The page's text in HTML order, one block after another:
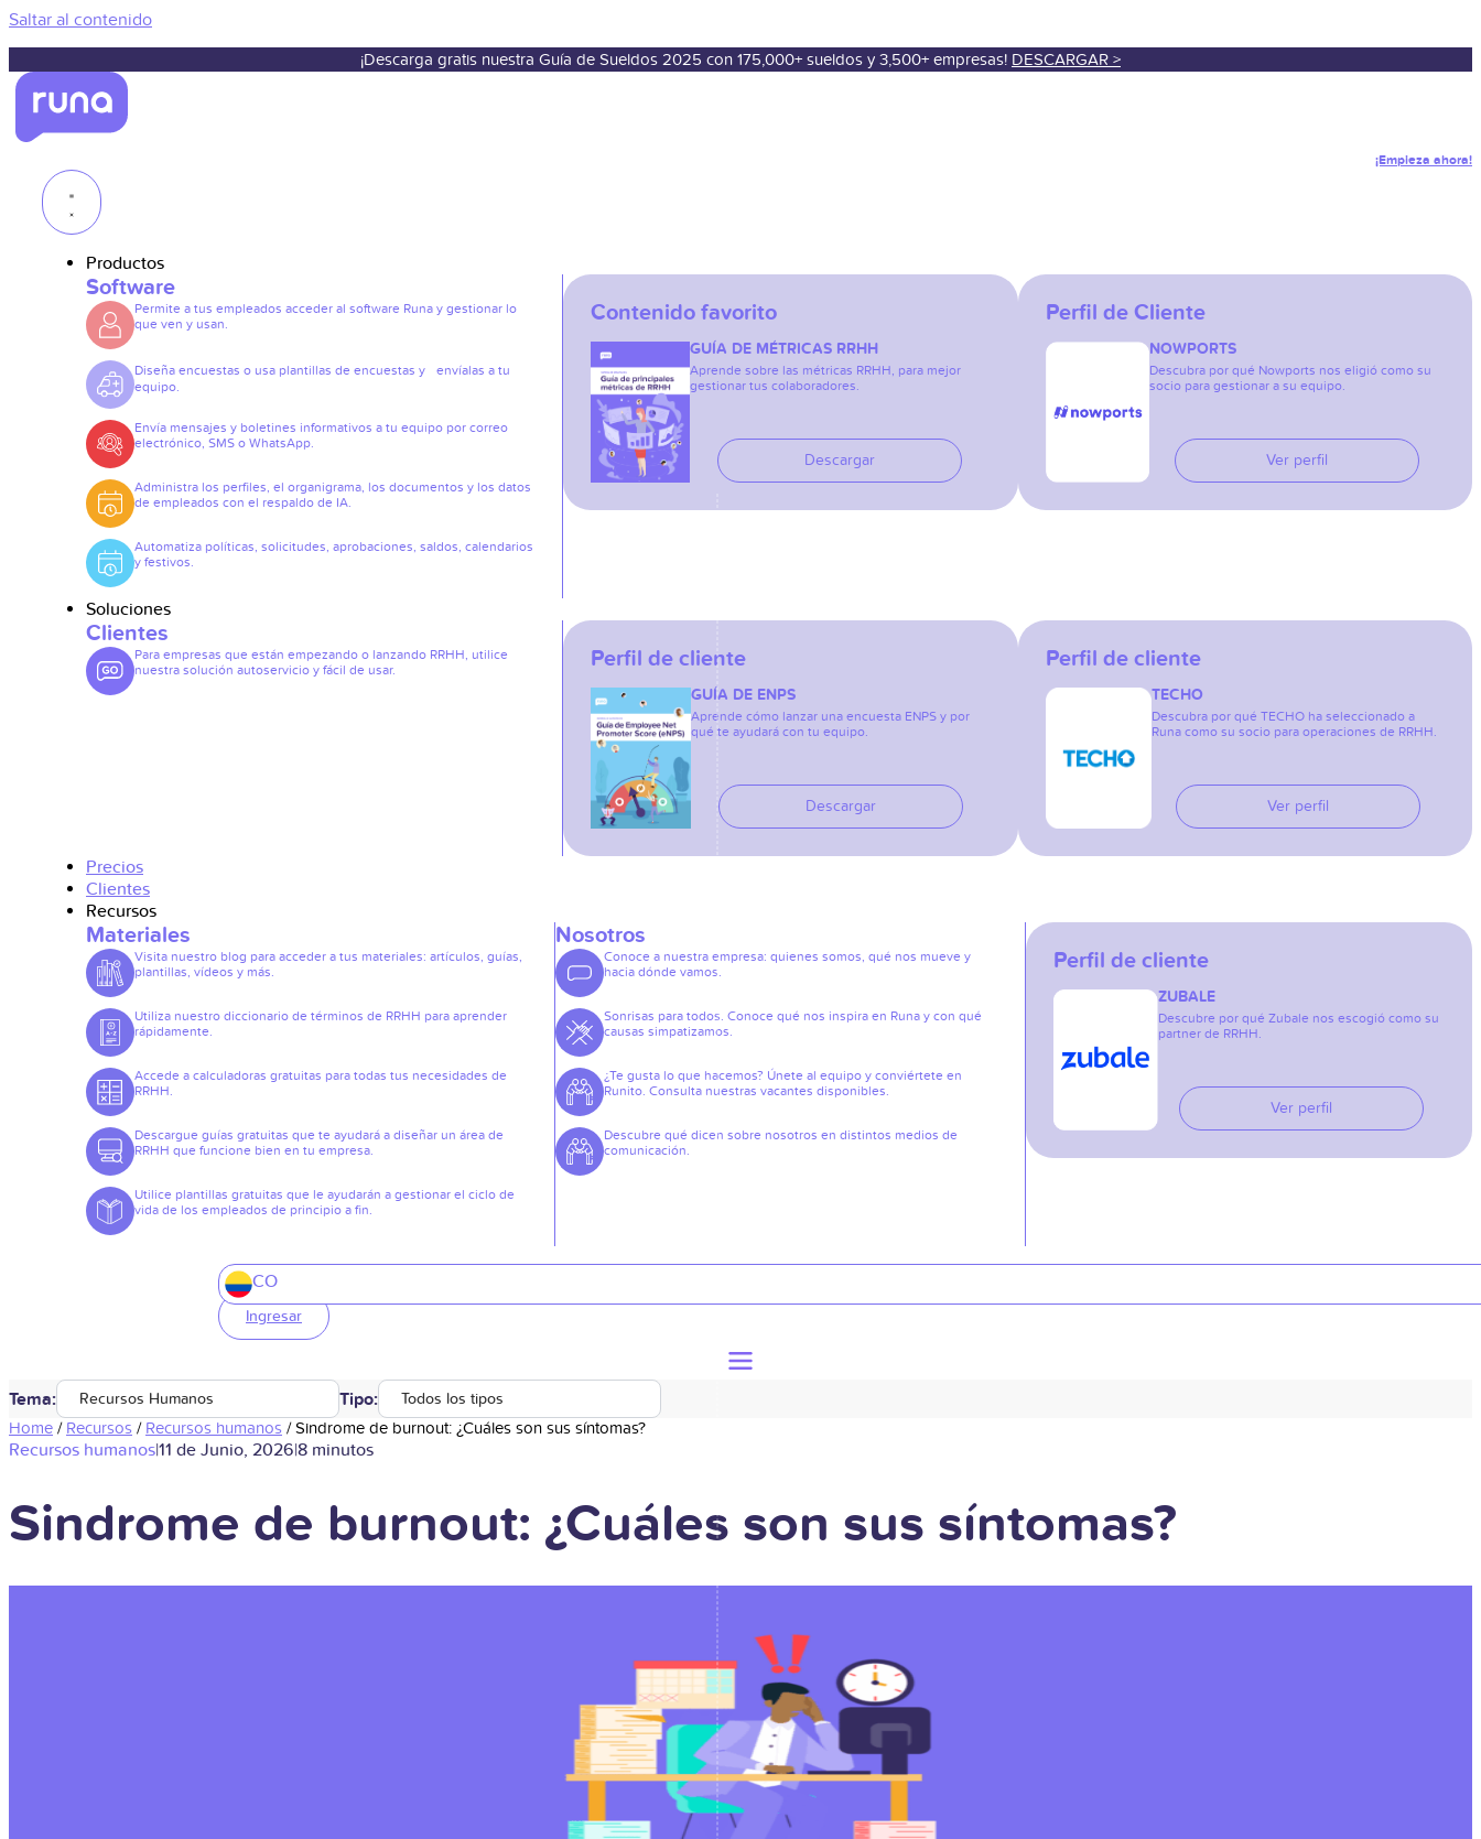
Saltar al contenido
¡Descarga gratis nuestra Guía de Sueldos 2025 con 175,000+ sueldos y 3,500+ empresas! DESCARGAR >
¡Empieza ahora!
Productos
Software
Permite a tus empleados acceder al software Runa y gestionar lo
que ven y usan.
Diseña encuestas o usa plantillas de encuestas y envíalas a tu
equipo.
Envía mensajes y boletines informativos a tu equipo por correo
electrónico, SMS o WhatsApp.
Administra los perfiles, el organigrama, los documentos y los datos
de empleados con el respaldo de IA.
Automatiza políticas, solicitudes, aprobaciones, saldos, calendarios
y festivos.
Contenido favorito
GUÍA DE MÉTRICAS RRHH
Aprende sobre las métricas RRHH, para mejor
gestionar tus colaboradores.
Descargar
Perfil de Cliente
NOWPORTS
Descubra por qué Nowports nos eligió como su
socio para gestionar a su equipo.
Ver perfil
Soluciones
Clientes
Para empresas que están empezando o lanzando RRHH, utilice
nuestra solución autoservicio y fácil de usar.
Perfil de cliente
GUÍA DE ENPS
Aprende cómo lanzar una encuesta ENPS y por
qué te ayudará con tu equipo.
Descargar
Perfil de cliente
TECHO
Descubra por qué TECHO ha seleccionado a
Runa como su socio para operaciones de RRHH.
Ver perfil
Precios
Clientes
Recursos
Materiales
Visita nuestro blog para acceder a tus materiales: artículos, guías,
plantillas, vídeos y más.
Utiliza nuestro diccionario de términos de RRHH para aprender
rápidamente.
Accede a calculadoras gratuitas para todas tus necesidades de
RRHH.
Descargue guías gratuitas que te ayudará a diseñar un área de
RRHH que funcione bien en tu empresa.
Utilice plantillas gratuitas que le ayudarán a gestionar el ciclo de
vida de los empleados de principio a fin.
Nosotros
Conoce a nuestra empresa: quienes somos, qué nos mueve y
hacia dónde vamos.
Sonrisas para todos. Conoce qué nos inspira en Runa y con qué
causas simpatizamos.
¿Te gusta lo que hacemos? Únete al equipo y conviértete en
Runito. Consulta nuestras vacantes disponibles.
Descubre qué dicen sobre nosotros en distintos medios de
comunicación.
Perfil de cliente
ZUBALE
Descubre por qué Zubale nos escogió como su
partner de RRHH.
Ver perfil
CO
Ingresar
Tema: Recursos Humanos Tipo: Todos los tipos
Home / Recursos / Recursos humanos /Sindrome de burnout: ¿Cuáles son sus síntomas?
Recursos humanos|11 de Junio, 2026|8 minutos
Sindrome de burnout: ¿Cuáles son sus síntomas?